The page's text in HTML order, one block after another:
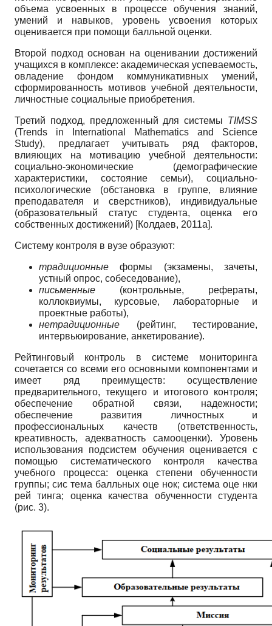
объема усвоенных в процессе обучения знаний,
умений и навыков, уровень усвоения которых
оценивается при помощи балльной оценки.
Второй подход основан на оценивании достижений
учащихся в комплексе: академическая успеваемость,
овладение фондом коммуникативных умений,
сформированность мотивов учебной деятельности,
личностные социальные приобретения.
Третий подход, предложенный для системы TIMSS
(Trends in International Mathematics and Science
Study), предлагает учитывать ряд факторов,
влияющих на мотивацию учебной деятельности:
социально-экономические (демографические
характеристики, состояние семьи), социально-
психологические (обстановка в группе, влияние
преподавателя и сверстников), индивидуальные
(образовательный статус студента, оценка его
собственных достижений) [Колдаев, 2011а].
Систему контроля в вузе образуют:
традиционные формы (экзамены, зачеты,
устный опрос, собеседование),
письменные (контрольные, рефераты,
коллоквиумы, курсовые, лабораторные и
проектные работы),
нетрадиционные (рейтинг, тестирование,
интервьюирование, анкетирование).
Рейтинговый контроль в системе мониторинга
сочетается со всеми его основными компонентами и
имеет ряд преимуществ: осуществление
предварительного, текущего и итогового контроля;
обеспечение обратной связи, надежности;
обеспечение развития личностных и
профессиональных качеств (ответственность,
креативность, адекватность самооценки). Уровень
использования подсистем обучения оценивается с
помощью систематического контроля качества
учебного процесса: оценка степени обученности
группы; сис тема балльных оце нок; система оце нки
рей тинга; оценка качества обученности студента
(рис. 3).